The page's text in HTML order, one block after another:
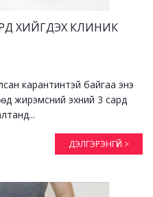
ХИЙГДЭХ КЛИНИК
карантинтэй байгаа энэ
жирэмсний эхний 3 сард
ДЭЛГЭРЭНГҮЙ >